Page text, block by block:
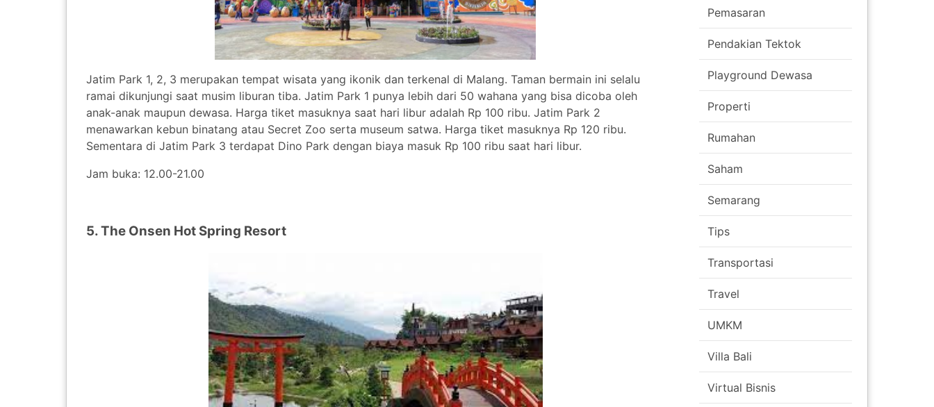
Jatim Park 1, 2, 3 merupakan tempat wisata yang ikonik dan terkenal di Malang. Taman bermain ini selalu
ramai dikunjungi saat musim liburan tiba. Jatim Park 1 punya lebih dari 50 wahana yang bisa dicoba oleh
anak-anak maupun dewasa. Harga tiket masuknya saat hari libur adalah Rp 100 ribu. Jatim Park 2
menawarkan kebun binatang atau Secret Zoo serta museum satwa. Harga tiket masuknya Rp 120 ribu.
Sementara di Jatim Park 3 terdapat Dino Park dengan biaya masuk Rp 100 ribu saat hari libur.
Jam buka: 12.00-21.00
5. The Onsen Hot Spring Resort
Pemasaran
Pendakian Tektok
Playground Dewasa
Properti
Rumahan
Saham
Semarang
Tips
Transportasi
Travel
UMKM
Villa Bali
Virtual Bisnis